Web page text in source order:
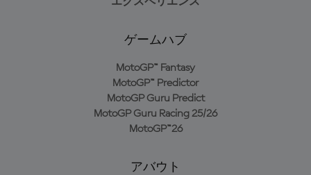
ゲームハブ
MotoGP™ Fantasy
MotoGP™ Predictor
MotoGP Guru Predict
MotoGP Guru Racing 25/26
MotoGP™26
アバウト